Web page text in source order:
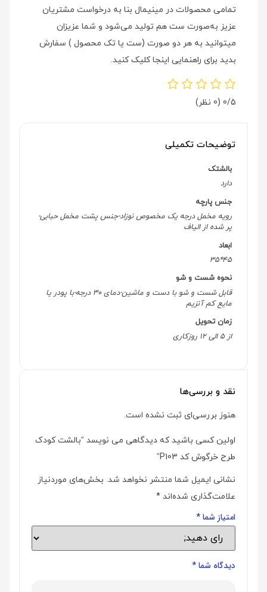
تمامی محصولات در مینیمال بنا به درخواست مشتریان
عزیز به‌صورت ست هم تولید می‌شود و شما عزیزان
میتوانید به هر دو صورت (ست یا تک محصول ) سفارش
بدید برای راهنمایی اینجا کلیک کنید.
0/5 (0 نظر)
توضیحات تکمیلی
بالشتک
دارد
جنس پارچه
رویه مخمل درجه یک مخصوص نوزاد-جنس پشت مخمل حبابی-
پر شده از الیاف
ابعاد
45*35
نحوه شست و شو
قابل شست و شو با دست و ماشین-دمای 30 درجه-با پودر یا
مایع کم آنزیم
زمان تحویل
از 5 الی 12 روزکاری
نقد و بررسی‌ها
هنوز بررسی‌ای ثبت نشده است.
اولین کسی باشید که دیدگاهی می نویسد “بالشت کودک
طرح خرگوش کد P103”
نشانی ایمیل شما منتشر نخواهد شد. بخش‌های موردنیاز
علامت‌گذاری شده‌اند *
امتیاز شما*
دیدگاه شما*